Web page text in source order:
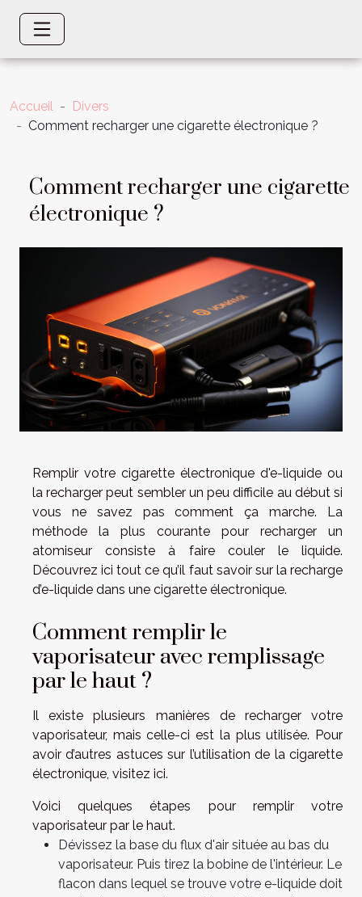
Accueil
Divers
Comment recharger une cigarette électronique ?
Comment recharger une cigarette
électronique ?
Remplir votre cigarette électronique d'e-liquide ou
la recharger peut sembler un peu difficile au début si
vous ne savez pas comment ça marche. La
méthode la plus courante pour recharger un
atomiseur consiste à faire couler le liquide.
Découvrez ici tout ce qu’il faut savoir sur la recharge
d’e-liquide dans une cigarette électronique.
Comment remplir le
vaporisateur avec remplissage
par le haut ?
Il existe plusieurs manières de recharger votre
vaporisateur, mais celle-ci est la plus utilisée. Pour
avoir d’autres astuces sur l’utilisation de la cigarette
électronique, visitez ici.
Voici quelques étapes pour remplir votre
vaporisateur par le haut.
Dévissez la base du flux d'air située au bas du
vaporisateur. Puis tirez la bobine de l'intérieur. Le
flacon dans lequel se trouve votre e-liquide doit